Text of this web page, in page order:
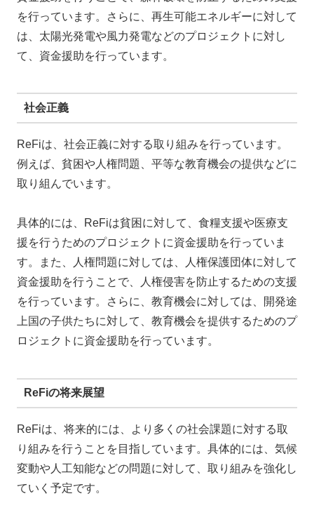
を行っています。さらに、再生可能エネルギーに対して
は、太陽光発電や風力発電などのプロジェクトに対し
て、資金援助を行っています。
社会正義
ReFiは、社会正義に対する取り組みを行っています。
例えば、貧困や人権問題、平等な教育機会の提供などに
取り組んでいます。
具体的には、ReFiは貧困に対して、食糧支援や医療支
援を行うためのプロジェクトに資金援助を行っていま
す。また、人権問題に対しては、人権保護団体に対して
資金援助を行うことで、人権侵害を防止するための支援
を行っています。さらに、教育機会に対しては、開発途
上国の子供たちに対して、教育機会を提供するためのプ
ロジェクトに資金援助を行っています。
ReFiの将来展望
ReFiは、将来的には、より多くの社会課題に対する取
り組みを行うことを目指しています。具体的には、気候
変動や人工知能などの問題に対して、取り組みを強化し
ていく予定です。